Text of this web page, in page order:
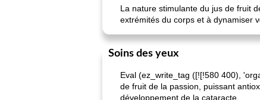
La nature stimulante du jus de fruit
extrémités du corps et à dynamiser
Soins des yeux
Eval (ez_write_tag ([![!580 400),
de fruit de la passion, puissant
développement de la cataracte.